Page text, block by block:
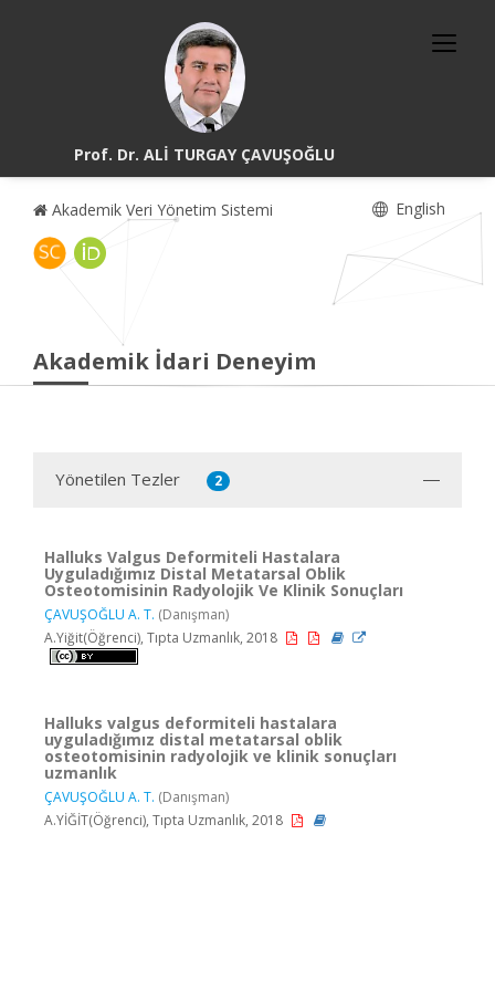
Prof. Dr. ALİ TURGAY ÇAVUŞOĞLU
Akademik Veri Yönetim Sistemi English
Akademik İdari Deneyim
Yönetilen Tezler 2
Halluks Valgus Deformiteli Hastalara
Uyguladığımız Distal Metatarsal Oblik
Osteotomisinin Radyolojik Ve Klinik Sonuçları
ÇAVUŞOĞLU A. T. (Danışman)
A.Yiğit(Öğrenci), Tıpta Uzmanlık, 2018
Halluks valgus deformiteli hastalara
uyguladığımız distal metatarsal oblik
osteotomisinin radyolojik ve klinik sonuçları
uzmanlık
ÇAVUŞOĞLU A. T. (Danışman)
A.YİĞİT(Öğrenci), Tıpta Uzmanlık, 2018